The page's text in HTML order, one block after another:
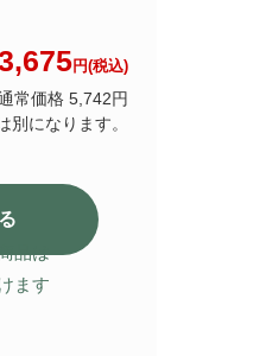
円(税込)
常価格 5,742円
別になります。
品は
ます